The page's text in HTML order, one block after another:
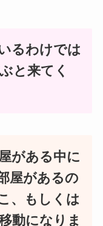
るわけでは
と来てく
がある中に
屋があるの
、もしくは
動になりま